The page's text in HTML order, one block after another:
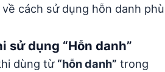
cách sử dụng hỗn danh phù
sử dụng “Hỗn danh”
dùng từ “hỗn danh” trong